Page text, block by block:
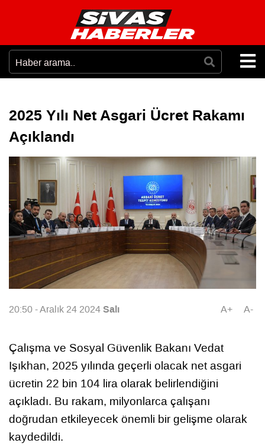
2025 Yılı Net Asgari Ücret Rakamı
Açıklandı
20:50 - Aralık 24 2024Salı A+ A-
Çalışma ve Sosyal Güvenlik Bakanı Vedat
Işıkhan, 2025 yılında geçerli olacak net asgari
ücretin 22 bin 104 lira olarak belirlendiğini
açıkladı. Bu rakam, milyonlarca çalışanı
doğrudan etkileyecek önemli bir gelişme olarak
kaydedildi.